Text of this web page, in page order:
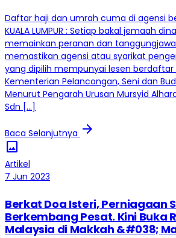
Daftar haji dan umrah cuma di agensi
KUALA LUMPUR : Setiap bakal jemaah
memainkan peranan dan
memastikan agensi atau syarikat
yang dipilih mempunyai lesen berdaftar
Kementerian Pelancongan, Seni dan
Menurut Pengarah Urusan Mursyid
Sdn […]
Baca Selanjutnya arrow_forward
image
Artikel
7 Jun 2023
Berkat Doa Isteri, Perniagaan
Berkembang Pesat. Kini Buka
Malaysia di Makkah &#038;